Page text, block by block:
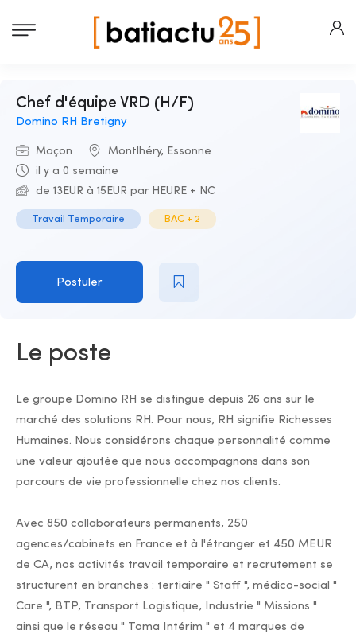
Chef d'équipe VRD (H/F)
Domino RH Bretigny
Maçon
Montlhéry, Essonne
il y a 0 semaine
de 13EUR à 15EUR par HEURE + NC
Travail Temporaire BAC + 2
Postuler
Le poste
Le groupe Domino RH se distingue depuis 26 ans sur le
marché des solutions RH. Pour nous, RH signifie Richesses
Humaines. Nous considérons chaque personnalité comme
une valeur ajoutée que nous accompagnons dans son
parcours de vie professionnelle chez nos clients.
Avec 850 collaborateurs permanents, 250
agences/cabinets en France et à l'étranger et 450 MEUR
de CA, nos activités travail temporaire et recrutement se
structurent en branches : tertiaire " Staff ", médico-social "
Care ", BTP, Transport Logistique, Industrie " Missions "
ainsi que le réseau " Toma Intérim " et 4 marques de